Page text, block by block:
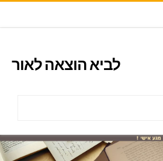
לביא הוצאה לאור